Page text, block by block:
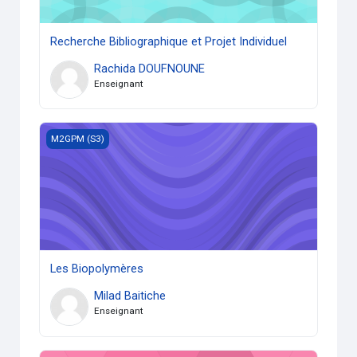
Recherche Bibliographique et Projet Individuel
Rachida DOUFNOUNE
Enseignant
Les Biopolymères
M2GPM (S3)
Les Biopolymères
Milad Baitiche
Enseignant